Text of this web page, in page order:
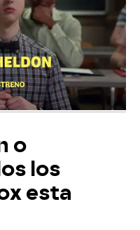
o
los
esta